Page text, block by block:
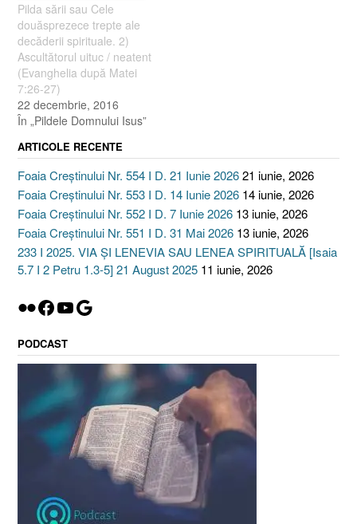
Pilda sării sau Cele
douăsprezece trepte ale
decăderii spirituale. 2)
Ascultătorul uituc / neatent
(Evanghelia după Matei
7:26-27)
22 decembrie, 2016
În „Pildele Domnului Isus”
ARTICOLE RECENTE
Foaia Creștinului Nr. 554 I D. 21 Iunie 202621 iunie, 2026
Foaia Creștinului Nr. 553 I D. 14 Iunie 2026 14 iunie, 2026
Foaia Creștinului Nr. 552 I D. 7 Iunie 2026 13 iunie, 2026
Foaia Creștinului Nr. 551 I D. 31 Mai 2026 13 iunie, 2026
233 I 2025. VIA ȘI LENEVIA SAU LENEA SPIRITUALĂ [Isaia
5.7 I 2 Petru 1.3-5] 21 August 2025 11 iunie, 2026
Flickr
Facebook
YouTube
Google
PODCAST